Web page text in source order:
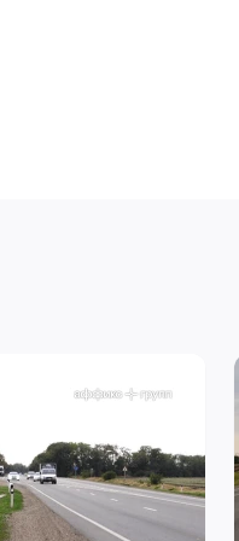
район, а-д М29
64, в село
Сторона